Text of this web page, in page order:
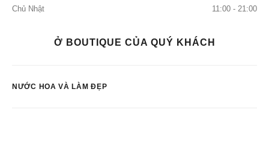
Chủ Nhật
11:00 - 21:00
Ở BOUTIQUE CỦA QUÝ KHÁCH
NƯỚC HOA VÀ LÀM ĐẸP